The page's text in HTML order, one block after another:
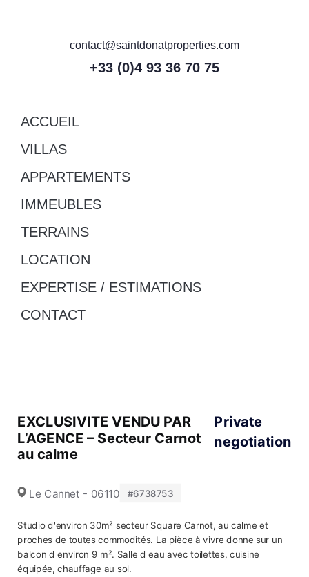
contact@saintdonatproperties.com
+33 (0)4 93 36 70 75
ACCUEIL
VILLAS
APPARTEMENTS
IMMEUBLES
TERRAINS
LOCATION
EXPERTISE / ESTIMATIONS
CONTACT
EXCLUSIVITE VENDU PAR
L’AGENCE – Secteur Carnot
au calme
Private
negotiation
Le Cannet - 06110 #6738753
Studio d'environ 30m² secteur Square Carnot, au calme et
proches de toutes commodités. La pièce à vivre donne sur un
balcon d environ 9 m². Salle d eau avec toilettes, cuisine
équipée, chauffage au sol.